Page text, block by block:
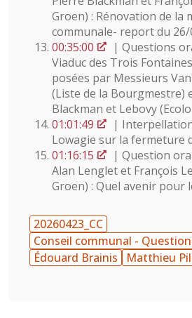
Groen) : Rénovation de la
communale- report du 26/
00:35:00
| Questions
Viaduc des Trois
posées par Messieurs
(Liste de la Bourgmestre)
Blackman et Lebovy
01:01:49
|
Lowagie sur la fermeture
01:16:15
| Question
Alan Lenglet et François
Groen) : Quel avenir pour
20260423_CC
Conseil communal -
Édouard Brainis
Matthieu